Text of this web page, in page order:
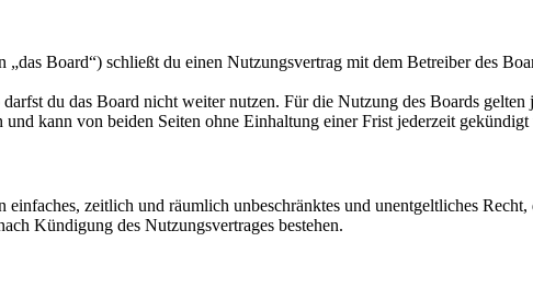
Board“) schließt du einen Nutzungsvertrag mit dem Betreiber des
du das Board nicht weiter nutzen. Für die Nutzung des Boards
kann von beiden Seiten ohne Einhaltung einer Frist jederzeit gekündigt
zeitlich und räumlich unbeschränktes und unentgeltliches
Kündigung des Nutzungsvertrages bestehen.